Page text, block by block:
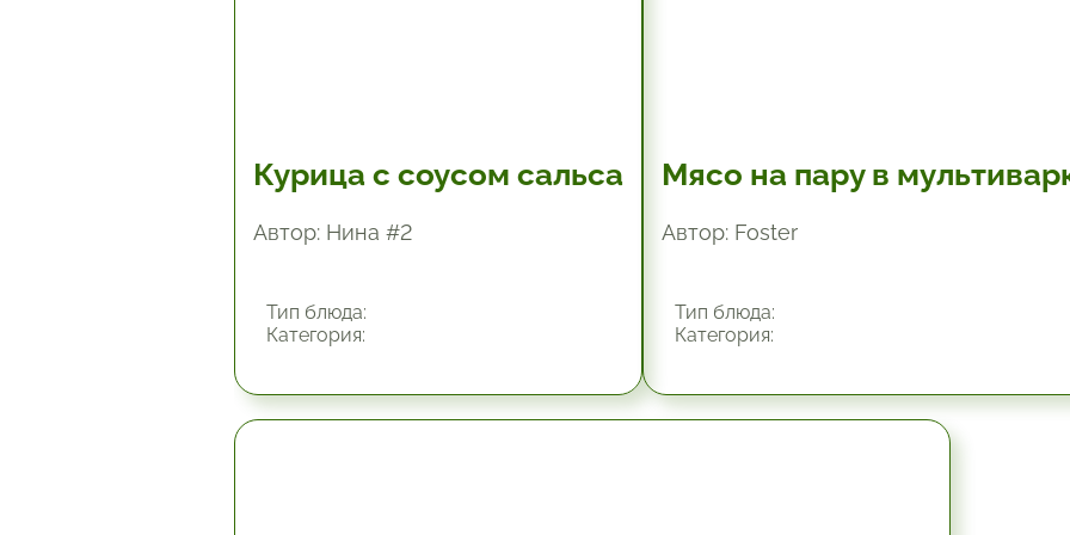
Курица с соусом сальса
Автор: Нина #2
Тип блюда:
Категория:
Мясо на пару в
Автор: Foster
Тип блюда:
Категория: